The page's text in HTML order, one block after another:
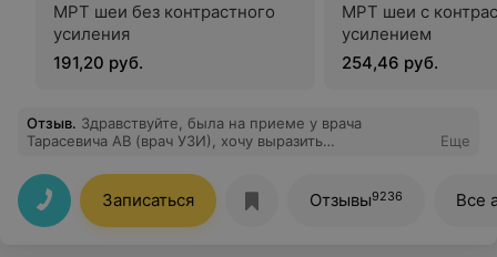
МРТ шеи без контрастного
усиления
191,20 руб.
МРТ шеи с
усилением
254,46 руб.
Отзыв. Здравствуйте, была на приеме у врача
Тарасевича АВ (врач УЗИ), хочу выразить
своего дела. Прием прошел максимально комфортно,
очень внимательный врач, что не мало важно с
хорошим чувством юмора
Еще
Записаться Отзывы9236 Все